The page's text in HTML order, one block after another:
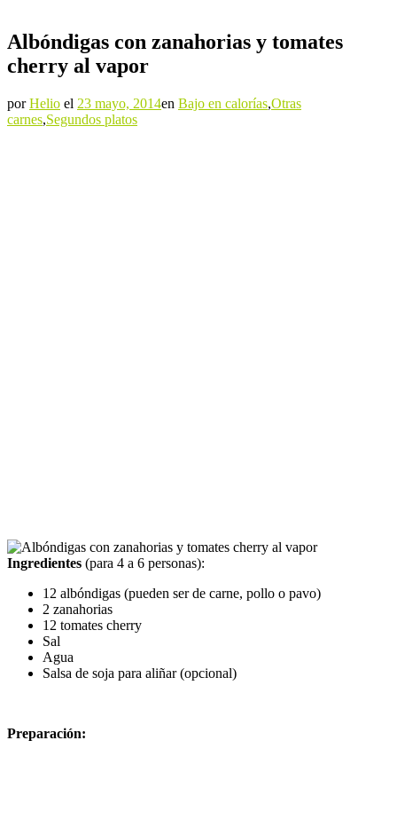
Albóndigas con zanahorias y tomates
cherry al vapor
porHelio el 23 mayo, 2014en Bajo en calorías,Otras
carnes,Segundos platos
Ingredientes (para 4 a 6 personas):
12 albóndigas (pueden ser de carne, pollo o pavo)
2 zanahorias
12 tomates cherry
Sal
Agua
Salsa de soja para aliñar (opcional)
Preparación: